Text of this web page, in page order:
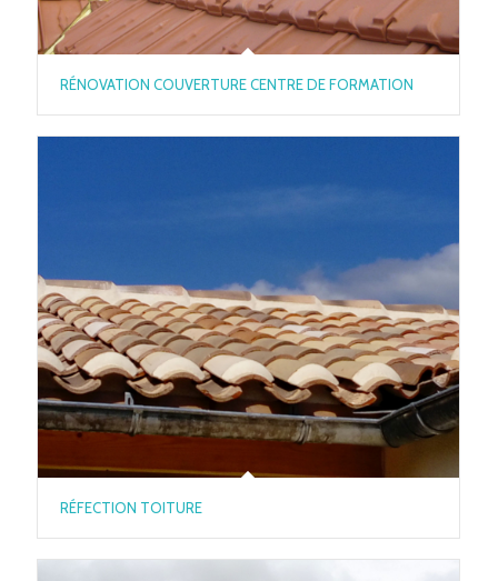
RÉNOVATION COUVERTURE CENTRE DE FORMATION
RÉFECTION TOITURE